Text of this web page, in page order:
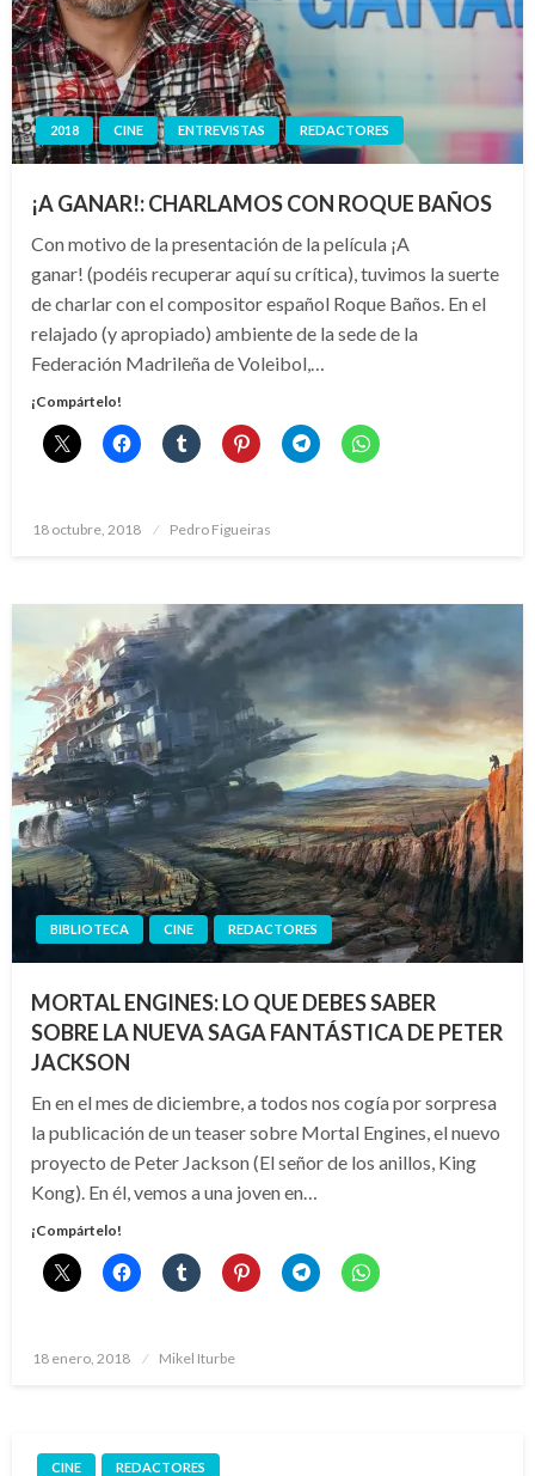
2018 CINE ENTREVISTAS REDACTORES
¡A GANAR!: CHARLAMOS CON ROQUE BAÑOS
Con motivo de la presentación de la película ¡A
ganar! (podéis recuperar aquí su crítica), tuvimos la suerte
de charlar con el compositor español Roque Baños. En el
relajado (y apropiado) ambiente de la sede de la
Federación Madrileña de Voleibol,…
¡Compártelo!
Publicado
18 octubre, 2018 Pedro Figueiras
BIBLIOTECA CINE REDACTORES
MORTAL ENGINES: LO QUE DEBES SABER
SOBRE LA NUEVA SAGA FANTÁSTICA DE PETER
JACKSON
En en el mes de diciembre, a todos nos cogía por sorpresa
la publicación de un teaser sobre Mortal Engines, el nuevo
proyecto de Peter Jackson (El señor de los anillos, King
Kong). En él, vemos a una joven en…
¡Compártelo!
Publicado
18 enero, 2018 Mikel Iturbe
CINE REDACTORES